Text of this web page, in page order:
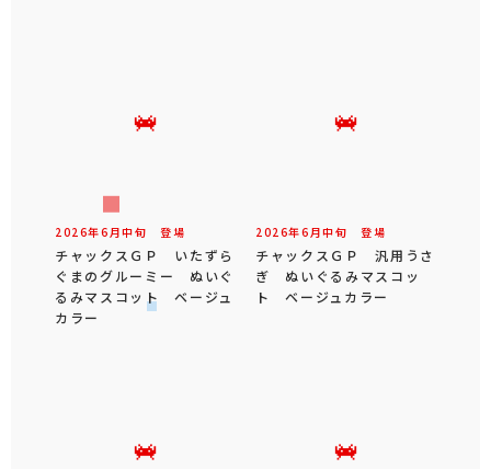
2026年6 月中旬 登場
チャックスＧＰ いたずら
ぐまのグルーミー ぬいぐ
るみマスコット ベージュ
カラー
2026年6 月中旬 登場
チャックスＧＰ 汎用うさ
ぎ ぬいぐるみマスコッ
ト ベージュカラー